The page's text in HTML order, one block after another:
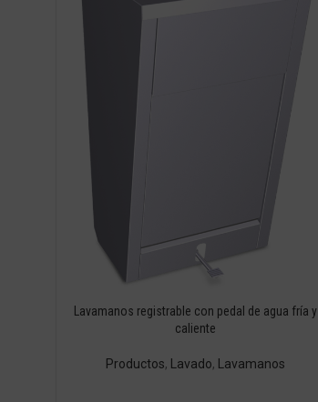
Lavamanos registrable con pedal de agua fría y
caliente
Productos, Lavado, Lavamanos